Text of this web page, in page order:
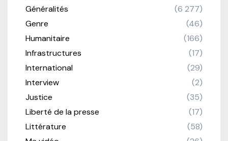
Généralités
(6 277)
Genre
(46)
Humanitaire
(166)
Infrastructures
(17)
International
(29)
Interview
(2)
Justice
(35)
Liberté de la presse
(17)
Littérature
(58)